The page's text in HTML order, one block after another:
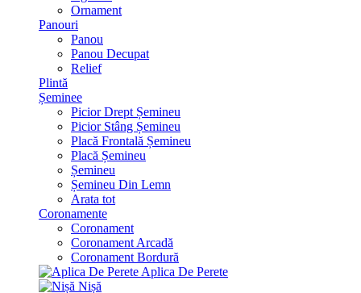
Ornament
Panouri
Panou
Panou Decupat
Relief
Plintă
Șeminee
Picior Drept Șemineu
Picior Stâng Șemineu
Placă Frontală Șemineu
Placă Șemineu
Șemineu
Șemineu Din Lemn
Arata tot
Coronamente
Coronament
Coronament Arcadă
Coronament Bordură
Aplica De Perete
Nișă